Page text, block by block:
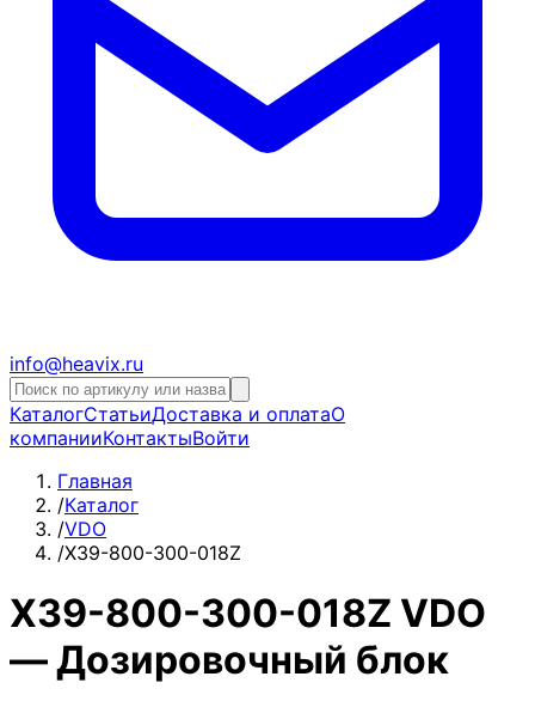
info@heavix.ru
КаталогСтатьиДоставка и оплатаО
компанииКонтактыВойти
Главная
/Каталог
/VDO
/X39-800-300-018Z
X39-800-300-018Z VDO
— Дозировочный блок